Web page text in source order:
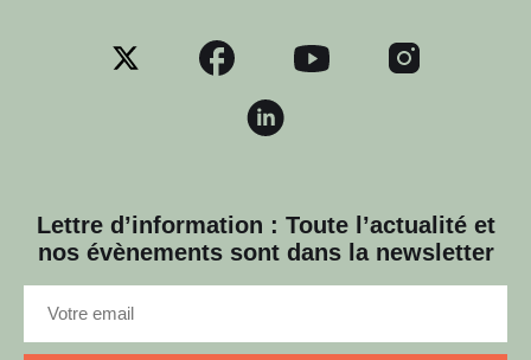
Lettre d’information : Toute l’actualité et
nos évènements sont dans la newsletter